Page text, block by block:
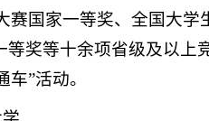
赛国家一等奖、全国大
等奖等十余项省级及以上
”活动。